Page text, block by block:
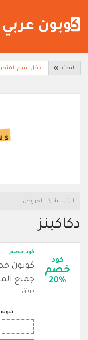
البحث
الرئيسية العروض
دكاكينز
كود
خصم
20%
كود خصم
كوبون
جميع
موثق